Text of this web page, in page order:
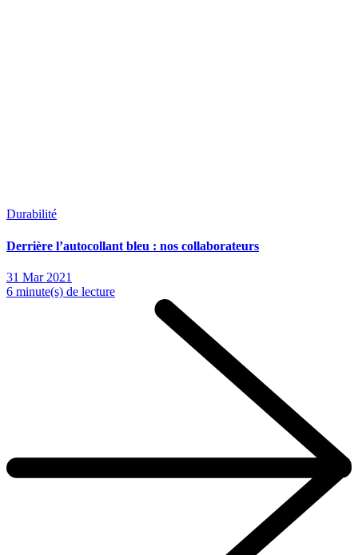
Durabilité
Derrière l’autocollant bleu : nos collaborateurs
31 Mar 2021
6 minute(s) de lecture